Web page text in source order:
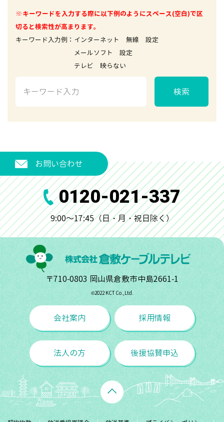
※キーワードを入力する際に以下例のようにスペース(空白)で区
切ると検索性が高まります。
キーワード入力例：インターネット 無線 設定
メールソフト 設定
テレビ 映らない
検索
お問い合わせ
0120-021-337
9:00～17:45（日・月・祝日除く）
〒710-0803 岡山県倉敷市中島2661-1
©︎2022 KCT Co.,Ltd.
会社案内 採用情報
法人の方 後援協賛申込